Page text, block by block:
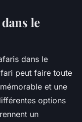
le
dans le
peut faire toute
et une
options
un